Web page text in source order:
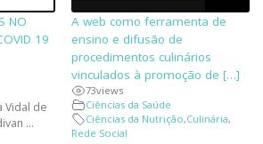
NO
19
Vidal de
...
A web como ferramenta de
ensino e difusão de
procedimentos culinários
vinculados à promoção de […]
73views
Ciências da Saúde
Ciências da Nutrição,Culinária,
Rede Social